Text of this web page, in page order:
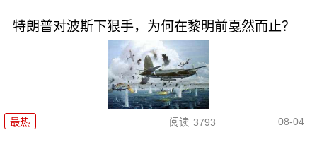
特朗普对波斯下狠手，为何在黎明前戛然而止？
最热 阅读 3793 08-04